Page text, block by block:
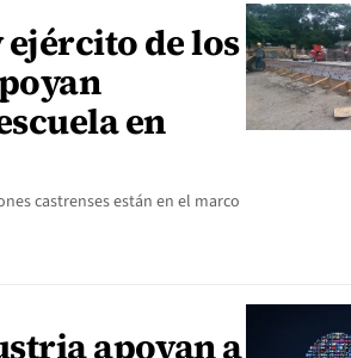
de los
en
castrenses están en el marco
apoyan a